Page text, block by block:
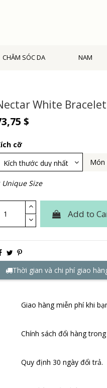
CHĂM SÓC DA NAM
White Bracelet
$
cỡ
Món
Unique Size
Add to
Thời gian và chi phí giao
Giao hàng miễn phí khi
Chính sách đổi hàng
Quy định 30 ngày đổi trả.